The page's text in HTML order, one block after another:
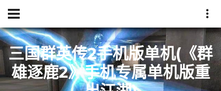
三国群英传2手机版单机(《群
雄逐鹿2》手机专属单机版重